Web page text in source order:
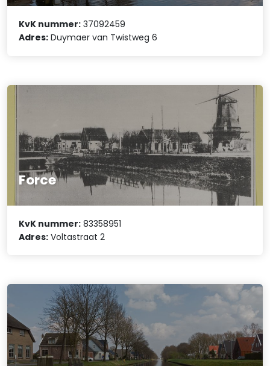
KvK nummer: 37092459
Adres: Duymaer van Twistweg 6
Force
KvK nummer: 83358951
Adres: Voltastraat 2